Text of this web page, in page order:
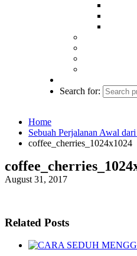
Search for:
Home
Sebuah Perjalanan Awal
coffee_cherries_1024x1024
August 31, 2017
Related Posts